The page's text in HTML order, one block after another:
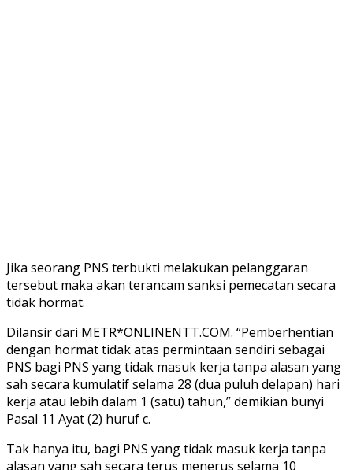
Jika seorang PNS terbukti melakukan pelanggaran
tersebut maka akan terancam sanksi pemecatan secara
tidak hormat.
Dilansir dari METR*ONLINENTT.COM. “Pemberhentian
dengan hormat tidak atas permintaan sendiri sebagai
PNS bagi PNS yang tidak masuk kerja tanpa alasan yang
sah secara kumulatif selama 28 (dua puluh delapan) hari
kerja atau lebih dalam 1 (satu) tahun,” demikian bunyi
Pasal 11 Ayat (2) huruf c.
Tak hanya itu, bagi PNS yang tidak masuk kerja tanpa
alasan yang sah secara terus menerus selama 10